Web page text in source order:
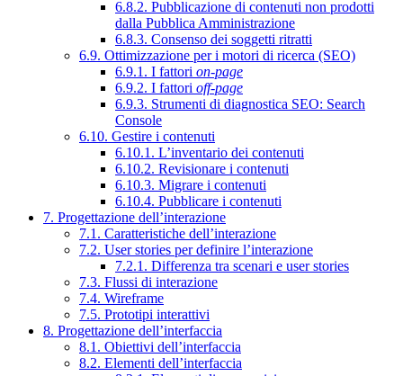
6.8.2. Pubblicazione di contenuti non prodotti
dalla Pubblica Amministrazione
6.8.3. Consenso dei soggetti ritratti
6.9. Ottimizzazione per i motori di ricerca (SEO)
6.9.1. I fattori on-page
6.9.2. I fattori off-page
6.9.3. Strumenti di diagnostica SEO: Search
Console
6.10. Gestire i contenuti
6.10.1. L’inventario dei contenuti
6.10.2. Revisionare i contenuti
6.10.3. Migrare i contenuti
6.10.4. Pubblicare i contenuti
7. Progettazione dell’interazione
7.1. Caratteristiche dell’interazione
7.2. User stories per definire l’interazione
7.2.1. Differenza tra scenari e user stories
7.3. Flussi di interazione
7.4. Wireframe
7.5. Prototipi interattivi
8. Progettazione dell’interfaccia
8.1. Obiettivi dell’interfaccia
8.2. Elementi dell’interfaccia